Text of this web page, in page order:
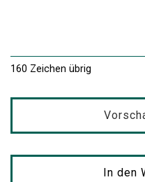
160 Zeichen übrig
In den